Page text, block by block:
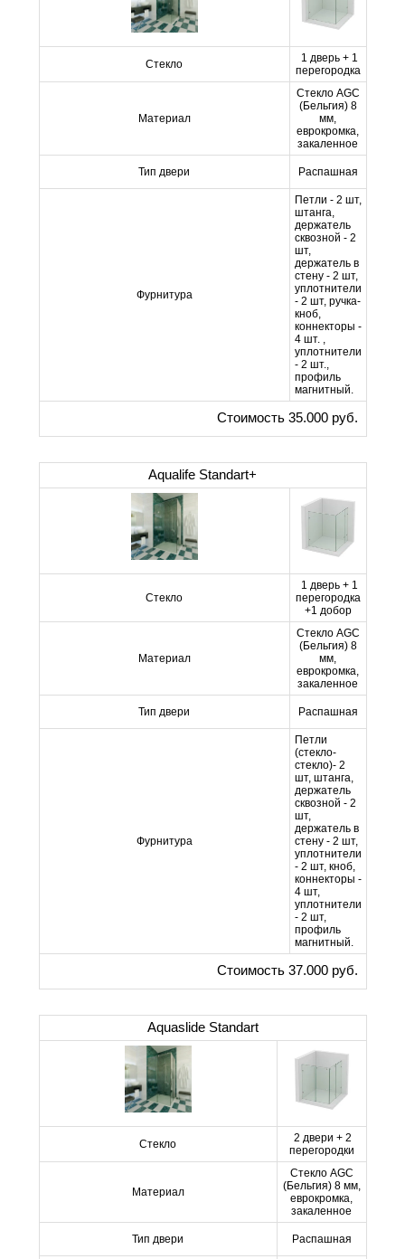
Стекло
1 дверь + 1
перегородка
Материал
Стекло AGC
(Бельгия) 8
мм,
еврокромка,
закаленное
Тип двери Распашная
Фурнитура
Петли - 2 шт,
штанга,
держатель
сквозной - 2
шт,
держатель в
стену - 2 шт,
уплотнители
- 2 шт, ручка-
кноб,
коннекторы -
4 шт. ,
уплотнители
- 2 шт.,
профиль
магнитный.
Стоимость 35.000 руб.
Aqualife Standart+
Стекло
1 дверь + 1
перегородка
+1 добор
Материал
Стекло AGC
(Бельгия) 8
мм,
еврокромка,
закаленное
Тип двери Распашная
Фурнитура
Петли
(стекло-
стекло)- 2
шт, штанга,
держатель
сквозной - 2
шт,
держатель в
стену - 2 шт,
уплотнители
- 2 шт, кноб,
коннекторы -
4 шт,
уплотнители
- 2 шт,
профиль
магнитный.
Стоимость 37.000 руб.
Aquaslide Standart
Стекло
2 двери + 2
перегородки
Материал
Стекло AGC
(Бельгия) 8 мм,
еврокромка,
закаленное
Тип двери Распашная